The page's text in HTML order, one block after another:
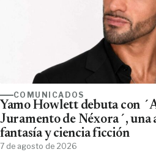
COMUNICADOS
Yamo Howlett debuta con
Juramento de Néxora´, una
fantasía y ciencia ficción
7 de agosto de 2026